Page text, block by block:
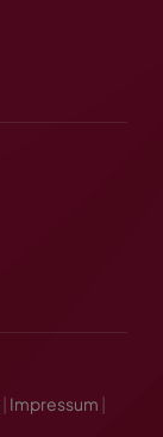
Impressum